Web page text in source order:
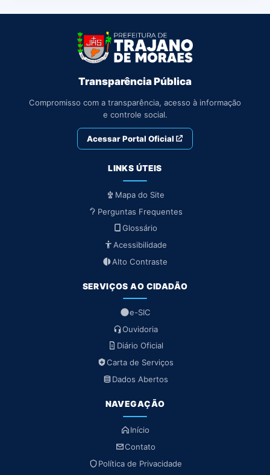
Transparência Pública
Compromisso com a transparência, acesso à informação
e controle social.
Acessar Portal Oficial
LINKS ÚTEIS
Mapa do Site
Perguntas Frequentes
Glossário
Acessibilidade
Alto Contraste
SERVIÇOS AO CIDADÃO
e-SIC
Ouvidoria
Diário Oficial
Carta de Serviços
Dados Abertos
NAVEGAÇÃO
Início
Contato
Política de Privacidade